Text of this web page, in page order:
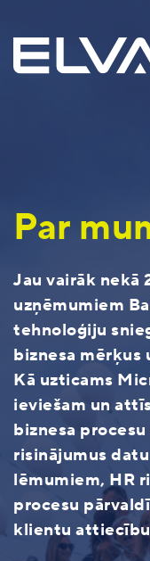
Par
Jau vairāk nekā
uzņēmumiem
tehnoloģiju
biznesa
Kā uzticams
ieviešam un
biznesa
risinājumus
lēmumiem, HR
procesu
klientu